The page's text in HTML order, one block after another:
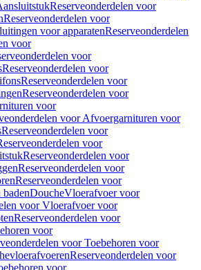
Reserveonderdelen voor
Reserveonderdelen voor
voor apparatenReserveonderdelen
voor
voor
Reserveonderdelen voor
Reserveonderdelen voor
Reserveonderdelen voor
voor
voor Afvoergarnituren voor
Reserveonderdelen voor
voor
Reserveonderdelen voor
Reserveonderdelen voor
Reserveonderdelen voor
badenDoucheVloerafvoer voor
voor Vloerafvoer voor
Reserveonderdelen voor
voor
voor Toebehoren voor
Reserveonderdelen voor
voor